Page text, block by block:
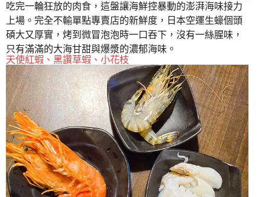
吃完一輪狂放的肉食，這盤讓海鮮控暴動的澎湃海味接力
上場。完全不輸單點專賣店的新鮮度，日本空運生蠔個頭
碩大又厚實，烤到微冒泡泡時一口吞下，沒有一絲腥味，
只有滿滿的大海甘甜與爆漿的濃郁海味。
天使紅蝦、黑讚草蝦、小花枝